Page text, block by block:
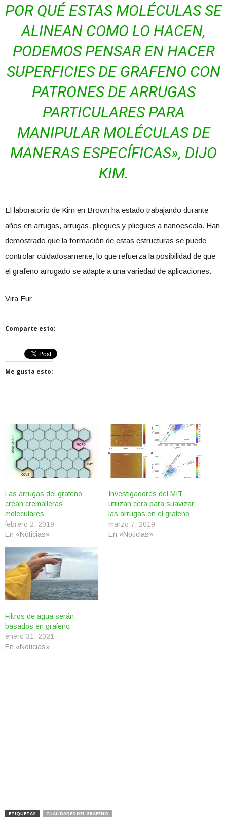
POR QUÉ ESTAS MOLÉCULAS SE
ALINEAN COMO LO HACEN,
PODEMOS PENSAR EN HACER
SUPERFICIES DE GRAFENO CON
PATRONES DE ARRUGAS
PARTICULARES PARA
MANIPULAR MOLÉCULAS DE
MANERAS ESPECÍFICAS», DIJO
KIM.
El laboratorio de Kim en Brown ha estado trabajando durante
años en arrugas, arrugas, pliegues y pliegues a nanoescala. Han
demostrado que la formación de estas estructuras se puede
controlar cuidadosamente, lo que refuerza la posibilidad de que
el grafeno arrugado se adapte a una variedad de aplicaciones.
Vira Eur
Comparte esto:
Me gusta esto:
Las arrugas del grafeno
crean cremalleras
moleculares
febrero 2, 2019
En «Noticias»
Investigadores del MIT
utilizan cera para suavizar
las arrugas en el grafeno
marzo 7, 2019
En «Noticias»
Filtros de agua serán
basados en grafeno
enero 31, 2021
En «Noticias»
ETIQUETAS CUALIDADES DEL GRAFENO